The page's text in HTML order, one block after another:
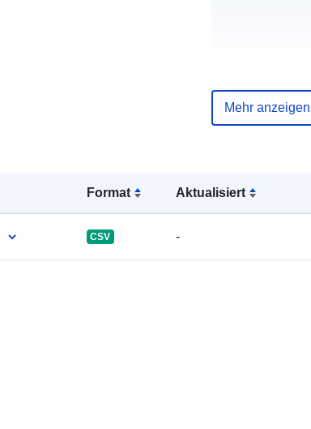
Format Aktualisiert
CSV -
Mehr anzeigen